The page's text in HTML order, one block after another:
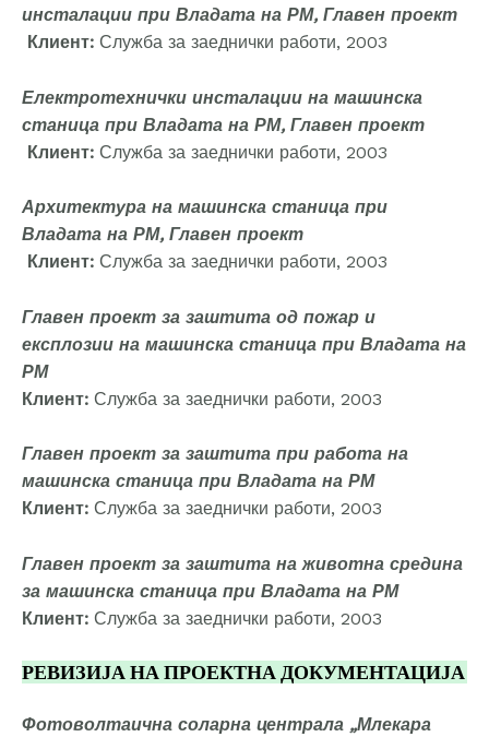
инсталации при Владата на РМ, Главен проект
Клиент: Служба за заеднички работи, 2003
Електротехнички инсталации на машинска
станица при Владата на РМ, Главен проект
Клиент: Служба за заеднички работи, 2003
Архитектура на машинска станица при
Владата на РМ, Главен проект
Клиент: Служба за заеднички работи, 2003
Главен проект за заштита од пожар и
експлозии на машинска станица при Владата на
РМ
Клиент: Служба за заеднички работи, 2003
Главен проект за заштита при работа на
машинска станица при Владата на РМ
Клиент: Служба за заеднички работи, 2003
Главен проект за заштита на животна средина
за машинска станица при Владата на РМ
Клиент: Служба за заеднички работи, 2003
РЕВИЗИЈА НА ПРОЕКТНА ДОКУМЕНТАЦИЈА
Фотоволтаична соларна централа „Млекара